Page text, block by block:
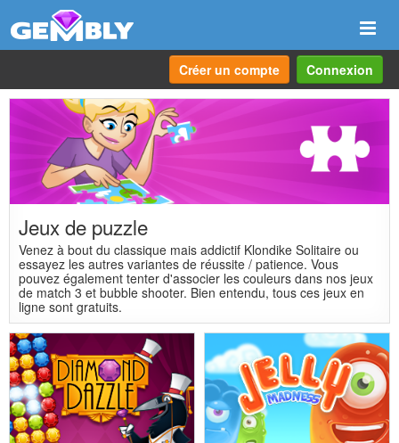
Créer un compte Connexion
Jeux de puzzle
Venez à bout du classique mais addictif Klondike Solitaire ou
essayez les autres variantes de réussite / patience. Vous
pouvez également tenter d'associer les couleurs dans nos jeux
de match 3 et bubble shooter. Bien entendu, tous ces jeux en
ligne sont gratuits.